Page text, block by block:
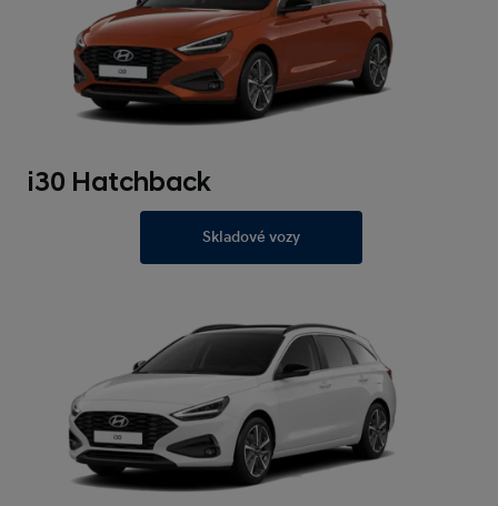
i30 Hatchback
Skladové vozy